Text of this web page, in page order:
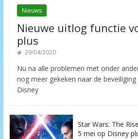
Nieuws
Nieuwe uitlog functie
plus
29/04/2020
Nu na alle problemen met onder
nog meer gekeken naar de
Disney
Star Wars: The
5 mei op Disney